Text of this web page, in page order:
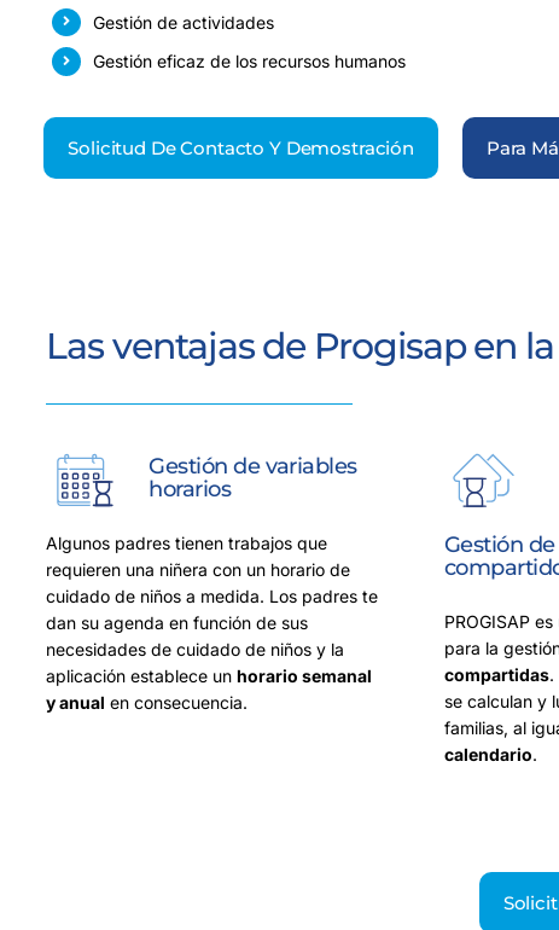
Gestión de actividades
Gestión eficaz de los recursos humanos
Solicitud De Contacto Y Demostración Para
Las ventajas de Progisap en
Gestión de variables
horarios
Algunos padres tienen trabajos que
requieren una niñera con un horario de
cuidado de niños a medida. Los padres te
dan su agenda en función de sus
necesidades de cuidado de niños y la
aplicación establece unhorario semanal
y anual en consecuencia.
Gestión
PROGISAP
para la
compartidas.
se calculan y
familias, al
calendario.